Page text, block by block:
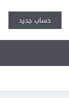
حساب جديد